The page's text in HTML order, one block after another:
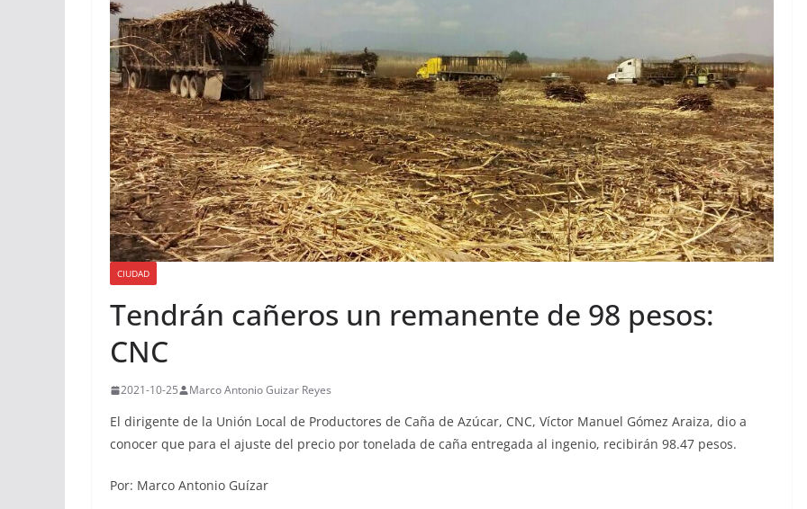
CIUDAD
Tendrán cañeros un remanente de 98 pesos:
CNC
2021-10-25 Marco Antonio Guizar Reyes
El dirigente de la Unión Local de Productores de Caña de Azúcar, CNC, Víctor Manuel Gómez Araiza, dio a
conocer que para el ajuste del precio por tonelada de caña entregada al ingenio, recibirán 98.47 pesos.
Por: Marco Antonio Guízar